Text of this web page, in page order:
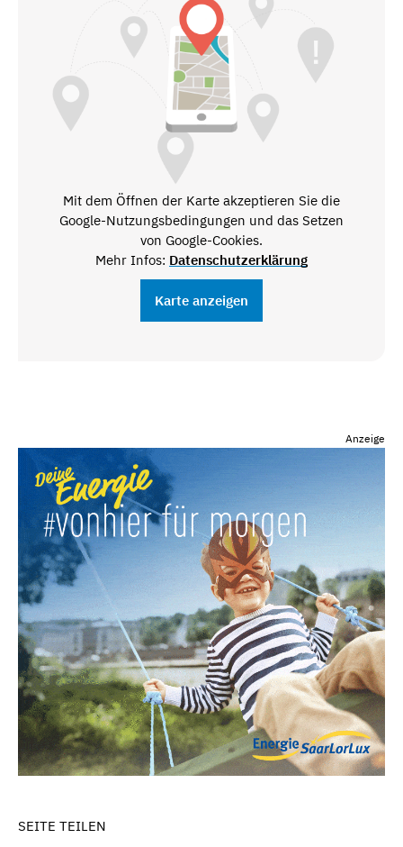
Mit dem Öffnen der Karte akzeptieren Sie die
Google-Nutzungsbedingungen und das Setzen
von Google-Cookies.
Mehr Infos: Datenschutzerklärung
Karte anzeigen
Anzeige
SEITE TEILEN